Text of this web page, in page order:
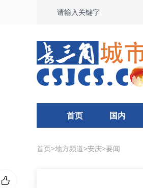
首页 国内
首页>地方频道>安庆>要闻